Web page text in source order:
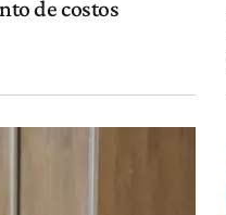
de costos